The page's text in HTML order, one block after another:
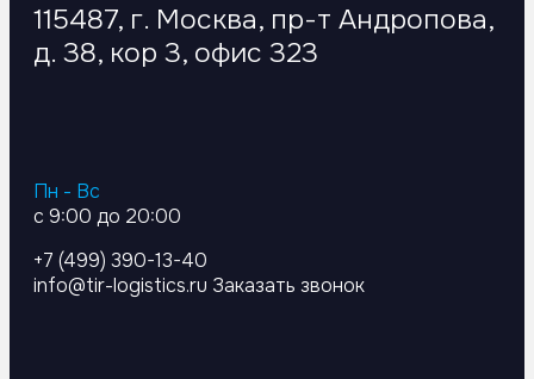
115487, г. Москва, пр-т Андропова,
д. 38, кор 3, офис 323
Пн - Вс
с 9:00 до 20:00
+7 (499) 390-13-40
info@tir-logistics.ru Заказать звонок